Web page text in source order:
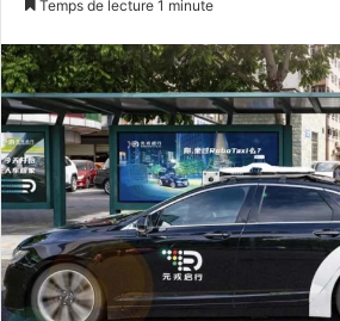
o
y
e
r
u
n
c
o
u
r
Temps de lecture 1 minute